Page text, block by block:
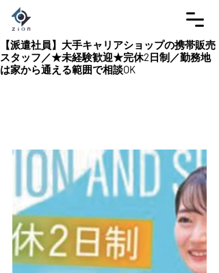
【派遣社員】大手キャリアショップの携帯販売
スタッフ／★未経験歓迎★完休2日制／勤務地
は家から通える範囲で相談OK